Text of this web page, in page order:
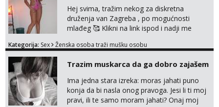
Hej svima, tražim nekog za diskretna
druženja van Zagreba , po mogućnosti
mlađeg 🥰 Klikni na link ispod i nadji me
Kategorija: Sex Ženska osoba traži mušku osobu
Trazim muskarca da ga dobro zajašem
Ima jedna stara izreka: moras jahati puno
konja da bi nasla onog pravoga. Jesi li ti moj
pravi, ili te samo moram jahati? Onaj moj